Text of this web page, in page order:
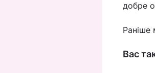
добре
Раніше
Вас